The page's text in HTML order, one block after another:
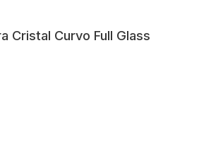
Cristal Curvo Full Glass